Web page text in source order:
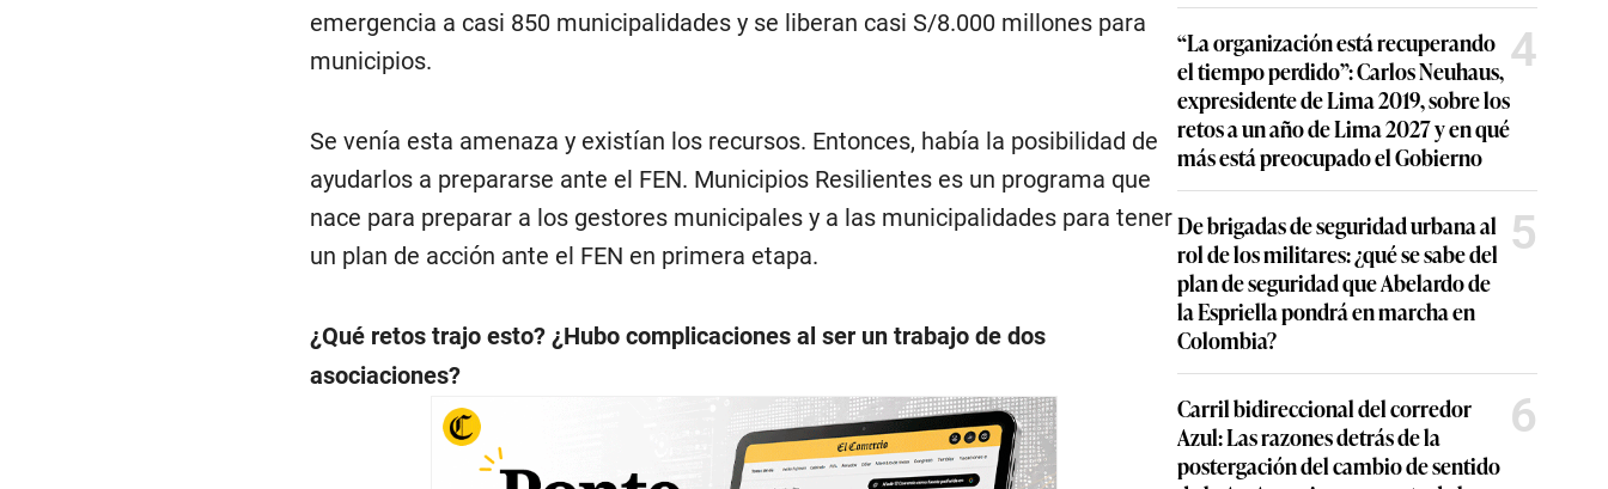
emergencia a casi 850 municipalidades y se liberan casi S/8.000 millones para
municipios.
Se venía esta amenaza y existían los recursos. Entonces, había la posibilidad de
ayudarlos a prepararse ante el FEN. Municipios Resilientes es un programa que
nace para preparar a los gestores municipales y a las municipalidades para tener
un plan de acción ante el FEN en primera etapa.
¿Qué retos trajo esto? ¿Hubo complicaciones al ser un trabajo de dos
asociaciones?
“La organización está recuperando
el tiempo perdido”: Carlos Neuhaus,
expresidente de Lima 2019, sobre los
retos a un año de Lima 2027 y en qué
más está preocupado el Gobierno
4
De brigadas de seguridad urbana al
rol de los militares: ¿qué se sabe del
plan de seguridad que Abelardo de
la Espriella pondrá en marcha en
Colombia?
5
Carril bidireccional del corredor
Azul: Las razones detrás de la
postergación del cambio de sentido
6